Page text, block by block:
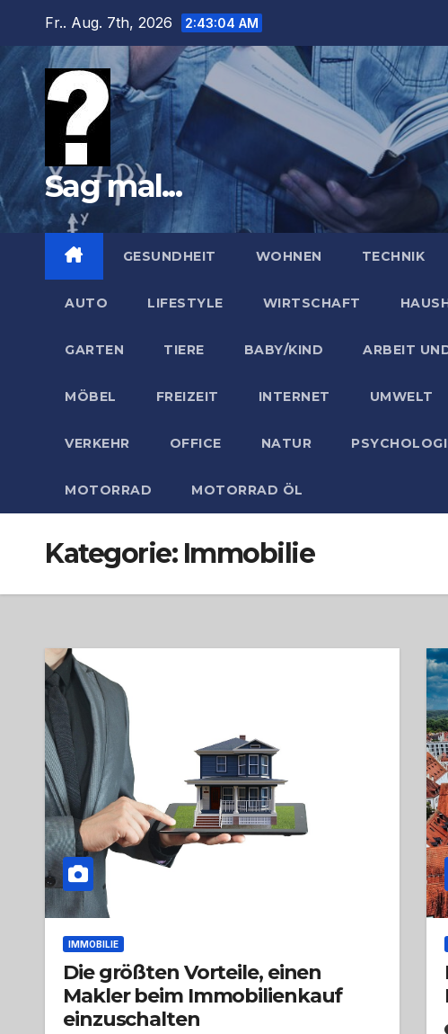
springen
Fr.. Aug. 7th, 2026 2:43:06 AM
Sag mal...
GESUNDHEIT WOHNEN TECHNIK
AUTO LIFESTYLE WIRTSCHAFT
GARTEN TIERE BABY/KIND ARBEIT
MÖBEL FREIZEIT INTERNET UMWELT
VERKEHR OFFICE NATUR
MOTORRAD MOTORRAD ÖL
Kategorie: Immobilie
IMMOBILIE
Die größten Vorteile, einen
Makler beim Immobilienkauf
einzuschalten